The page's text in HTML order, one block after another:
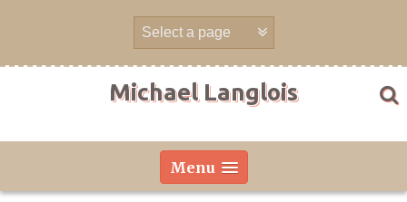
Michael Langlois
Menu